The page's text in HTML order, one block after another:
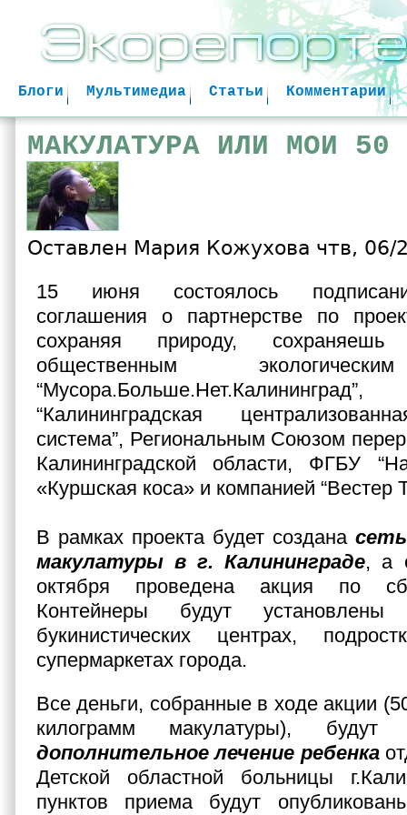
Комментарии
Статьи
Мультимедиа
Блоги
МАКУЛАТУРА ИЛИ МОИ 50
Оставлен Мария Кожухова чтв, 06/
15 июня состоялось
соглашения о партнерстве по
сохраняя природу,
общественным
“Калининградская
система”, Региональным Союзом
Калининградской области, ФГБУ
«Куршская коса» и компанией “Вестер
В рамках проекта будет создана
макулатуры в г. Калининграде, а
октября проведена акция по
Контейнеры будут
букинистических центрах,
супермаркетах города.
Все деньги, собранные в ходе акции
килограмм макулатуры),
дополнительное лечение ребенка
Детской областной больницы
пунктов приема будут